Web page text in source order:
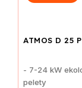
ATMOS D 25 P
- 7-24 kW
pelety